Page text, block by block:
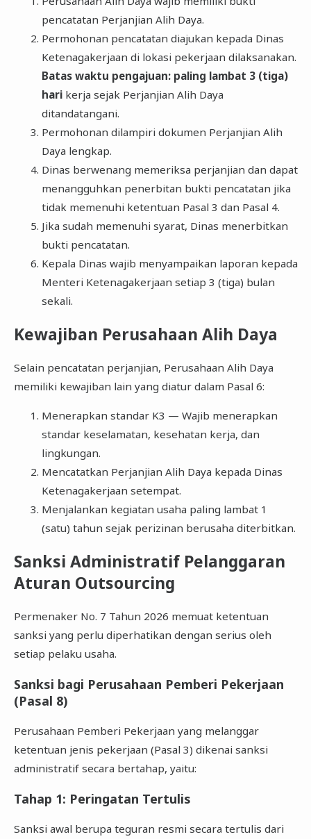
pencatatan Perjanjian Alih Daya.
Permohonan pencatatan diajukan kepada Dinas
Ketenagakerjaan di lokasi pekerjaan dilaksanakan.
Batas waktu pengajuan: paling lambat 3 (tiga)
hari kerja sejak Perjanjian Alih Daya
ditandatangani.
Permohonan dilampiri dokumen Perjanjian Alih
Daya lengkap.
Dinas berwenang memeriksa perjanjian dan dapat
menangguhkan penerbitan bukti pencatatan jika
tidak memenuhi ketentuan Pasal 3 dan Pasal 4.
Jika sudah memenuhi syarat, Dinas menerbitkan
bukti pencatatan.
Kepala Dinas wajib menyampaikan laporan kepada
Menteri Ketenagakerjaan setiap 3 (tiga) bulan
sekali.
Kewajiban Perusahaan Alih Daya
Selain pencatatan perjanjian, Perusahaan Alih Daya
memiliki kewajiban lain yang diatur dalam Pasal 6:
Menerapkan standar K3 — Wajib menerapkan
standar keselamatan, kesehatan kerja, dan
lingkungan.
Mencatatkan Perjanjian Alih Daya kepada Dinas
Ketenagakerjaan setempat.
Menjalankan kegiatan usaha paling lambat 1
(satu) tahun sejak perizinan berusaha diterbitkan.
Sanksi Administratif Pelanggaran
Aturan Outsourcing
Permenaker No. 7 Tahun 2026 memuat ketentuan
sanksi yang perlu diperhatikan dengan serius oleh
setiap pelaku usaha.
Sanksi bagi Perusahaan Pemberi Pekerjaan
(Pasal 8)
Perusahaan Pemberi Pekerjaan yang melanggar
ketentuan jenis pekerjaan (Pasal 3) dikenai sanksi
administratif secara bertahap, yaitu:
Tahap 1: Peringatan Tertulis
Sanksi awal berupa teguran resmi secara tertulis dari